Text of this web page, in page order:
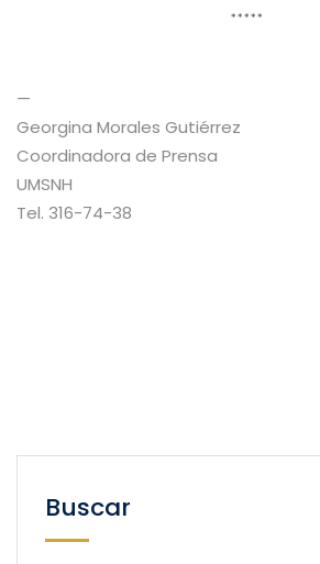
*****
—
Georgina Morales Gutiérrez
Coordinadora de Prensa
UMSNH
Tel. 316-74-38
Buscar